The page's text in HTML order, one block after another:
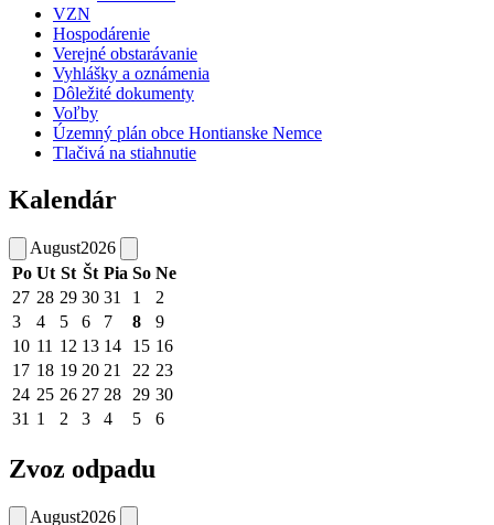
VZN
Hospodárenie
Verejné obstarávanie
Vyhlášky a oznámenia
Dôležité dokumenty
Voľby
Územný plán obce Hontianske Nemce
Tlačivá na stiahnutie
Kalendár
August2026
Po Ut St Št Pia So Ne
27 28 29 30 31 1
2
3
4 5 6 7 8
9
10 11 12 13 14 15 16
17 18 19 20 21 22 23
24 25 26 27 28 29 30
31 1 2 3 4 5 6
Zvoz odpadu
August2026